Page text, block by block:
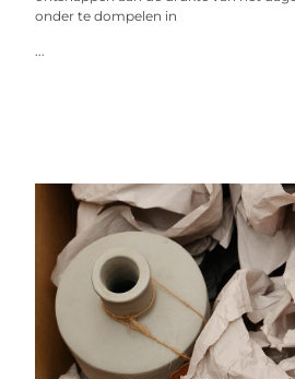
onder te dompelen in
...